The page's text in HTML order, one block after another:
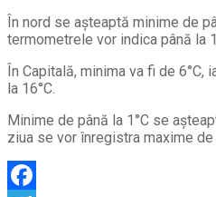
În nord se așteaptă minime de
termometrele vor indica până la
În Capitală, minima va fi de 6°C,
la 16°C.
Minime de până la 1°C se
ziua se vor înregistra maxime de